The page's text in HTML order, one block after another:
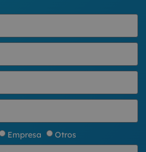
Empresa Otros